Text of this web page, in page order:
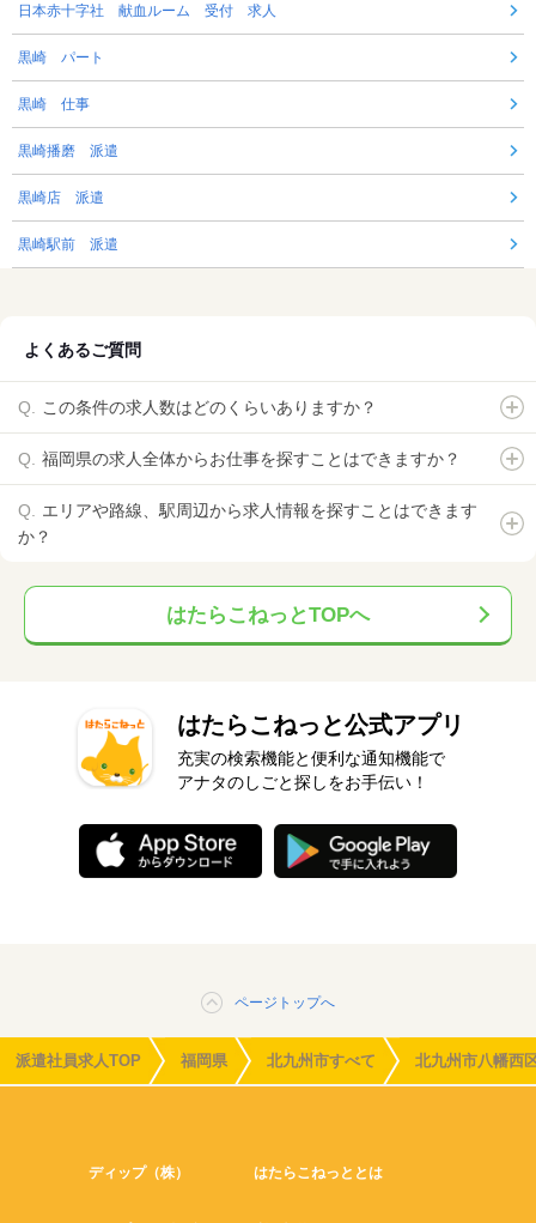
日本赤十字社 献血ルーム 受付 求人
黒崎 パート
黒崎 仕事
黒崎播磨 派遣
黒崎店 派遣
黒崎駅前 派遣
よくあるご質問
この条件の求人数はどのくらいありますか？
福岡県の求人全体からお仕事を探すことはできますか？
エリアや路線、駅周辺から求人情報を探すことはできます
か？
はたらこねっとTOPへ
はたらこねっと公式アプリ
充実の検索機能と便利な通知機能で
アナタのしごと探しをお手伝い！
ページトップへ
派遣社員求人TOP 福岡県 北九州市すべて 北九州市八幡西
ディップ（株） はたらこねっととは